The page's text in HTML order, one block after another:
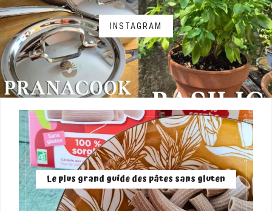
INSTAGRAM
Le plus grand guide des pâtes sans gluten